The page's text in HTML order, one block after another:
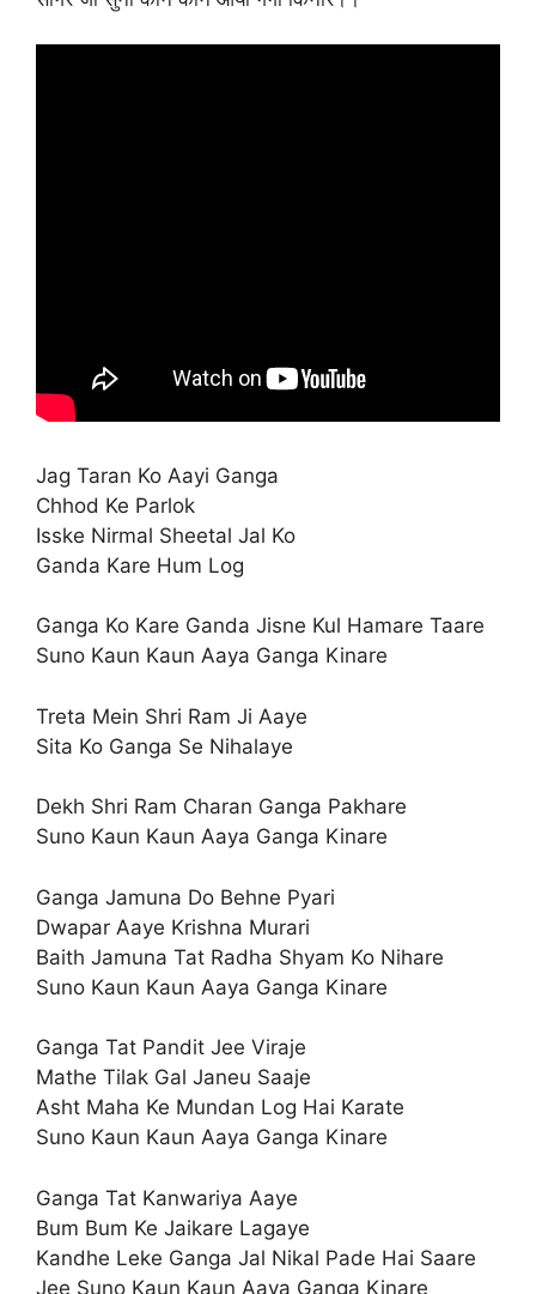
Jag Taran Ko Aayi Ganga
Chhod Ke Parlok
Isske Nirmal Sheetal Jal Ko
Ganda Kare Hum Log
Ganga Ko Kare Ganda Jisne Kul Hamare Taare
Suno Kaun Kaun Aaya Ganga Kinare
Treta Mein Shri Ram Ji Aaye
Sita Ko Ganga Se Nihalaye
Dekh Shri Ram Charan Ganga Pakhare
Suno Kaun Kaun Aaya Ganga Kinare
Ganga Jamuna Do Behne Pyari
Dwapar Aaye Krishna Murari
Baith Jamuna Tat Radha Shyam Ko Nihare
Suno Kaun Kaun Aaya Ganga Kinare
Ganga Tat Pandit Jee Viraje
Mathe Tilak Gal Janeu Saaje
Asht Maha Ke Mundan Log Hai Karate
Suno Kaun Kaun Aaya Ganga Kinare
Ganga Tat Kanwariya Aaye
Bum Bum Ke Jaikare Lagaye
Kandhe Leke Ganga Jal Nikal Pade Hai Saare
Jee Suno Kaun Kaun Aaya Ganga Kinare